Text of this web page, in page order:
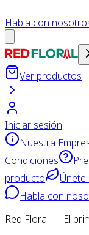
Habla con
Ver productos
Iniciar sesión
Nuestra
Condiciones
producto
Habla con
Red Floral — El